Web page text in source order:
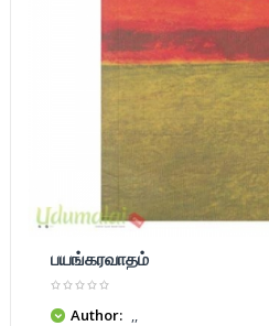
பயங்கரவாதம்
Author: ,,